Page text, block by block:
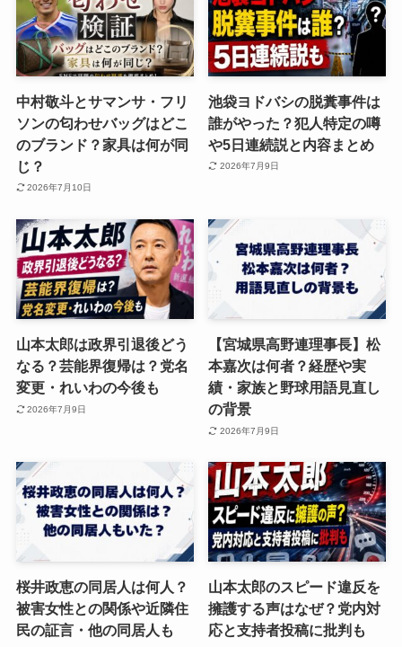
中村敬斗とサマンサ・フリ
ソンの匂わせバッグはどこ
のブランド？家具は何が同
じ？
2026年7月10日
池袋ヨドバシの脱糞事件は
誰がやった？犯人特定の噂
や5日連続説と内容まとめ
2026年7月9日
山本太郎は政界引退後どう
なる？芸能界復帰は？党名
変更・れいわの今後も
2026年7月9日
【宮城県高野連理事長】松
本嘉次は何者？経歴や実
績・家族と野球用語見直し
の背景
2026年7月9日
桜井政恵の同居人は何人？
被害女性との関係や近隣住
民の証言・他の同居人も
山本太郎のスピード違反を
擁護する声はなぜ？党内対
応と支持者投稿に批判も